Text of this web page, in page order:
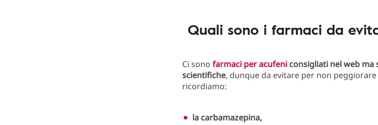
Quali sono i farmaci da
Ci sono farmaci per acufeni consigliati nel web ma
scientifiche, dunque da evitare per non
ricordiamo:
la carbamazepina,